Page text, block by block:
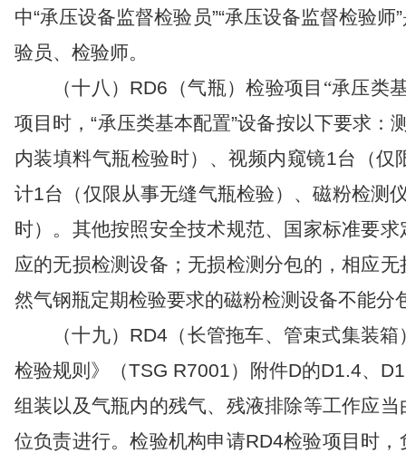
中“承压设备监督检验员”“承压设备监督检验
验员、检验师。
（十八） RD6 （气瓶）检验项目“承压类
项目时，“承压类基本配置”设备按以下要求 ：
内装填料气瓶检验时）、视频内窥镜1台（仅
计1台（仅限从事无缝气瓶检验）、磁粉检测
时）。其他按照安全技术规范、国家标准要
应的无损检测设备；无损检测分包的，相应
然气钢瓶定期检验要求的磁粉检测设备不能分
（十九） RD4 （长管拖车、管束式集装
检验规则》（TSG R7001）附件D的D1.4、
组装以及气瓶内的残气、残液排除等工作应当
位负责进行。检验机构申请RD4检验项目时，